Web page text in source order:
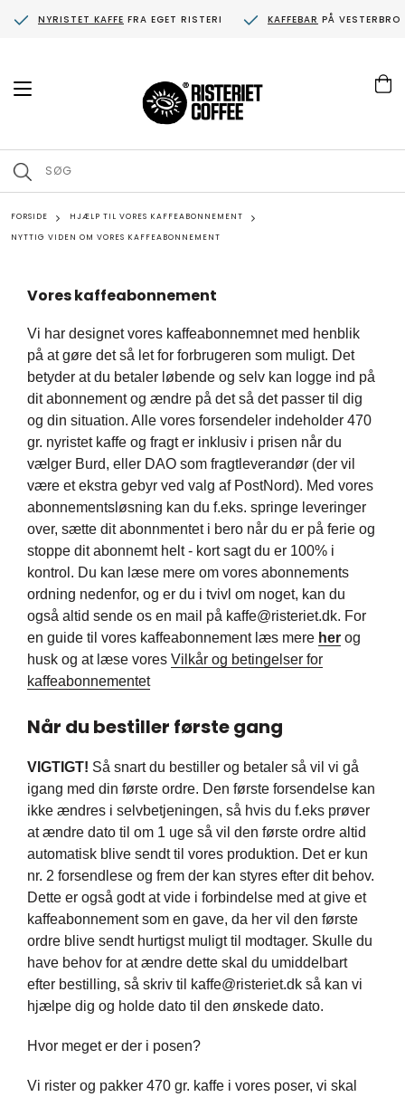
NYRISTET KAFFE FRA EGET RISTERI KAFFEBAR PÅ VESTERBRO
T
l
e
v
i
n
FORSIDE
HJÆLP TIL VORES KAFFEABONNEMENT
NYTTIG VIDEN OM VORES KAFFEABONNEMENT
Vores kaffeabonnement
Vi har designet vores kaffeabonnemnet med henblik
på at gøre det så let for forbrugeren som muligt. Det
betyder at du betaler løbende og selv kan logge ind på
dit abonnement og ændre på det så det passer til dig
og din situation. Alle vores forsendeler indeholder 470
gr. nyristet kaffe og fragt er inklusiv i prisen når du
vælger Burd, eller DAO som fragtleverandør (der vil
være et ekstra gebyr ved valg af PostNord). Med vores
abonnementsløsning kan du f.eks. springe leveringer
over, sætte dit abonnmentet i bero når du er på ferie og
stoppe dit abonnemt helt - kort sagt du er 100% i
kontrol. Du kan læse mere om vores abonnements
ordning nedenfor, og er du i tvivl om noget, kan du
også altid sende os en mail på kaffe@risteriet.dk. For
en guide til vores kaffeabonnement læs mere her og
husk og at læse vores Vilkår og betingelser for
kaffeabonnementet
Når du bestiller første gang
VIGTIGT! Så snart du bestiller og betaler så vil vi gå
igang med din første ordre. Den første forsendelse kan
ikke ændres i selvbetjeningen, så hvis du f.eks prøver
at ændre dato til om 1 uge så vil den første ordre altid
automatisk blive sendt til vores produktion. Det er kun
nr. 2 forsendlese og frem der kan styres efter dit behov.
Dette er også godt at vide i forbindelse med at give et
kaffeabonnement som en gave, da her vil den første
ordre blive sendt hurtigst muligt til modtager. Skulle du
have behov for at ændre dette skal du umiddelbart
efter bestilling, så skriv til kaffe@risteriet.dk så kan vi
hjælpe dig og holde dato til den ønskede dato.
Hvor meget er der i posen?
Vi rister og pakker 470 gr. kaffe i vores poser, vi skal